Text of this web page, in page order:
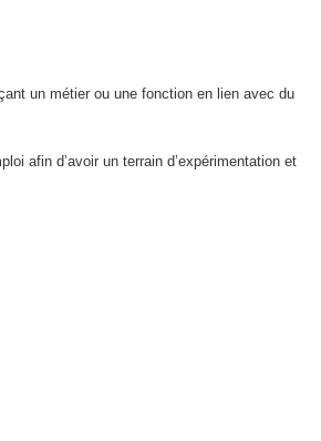
un métier ou une fonction en lien avec du
afin d’avoir un terrain d’expérimentation et